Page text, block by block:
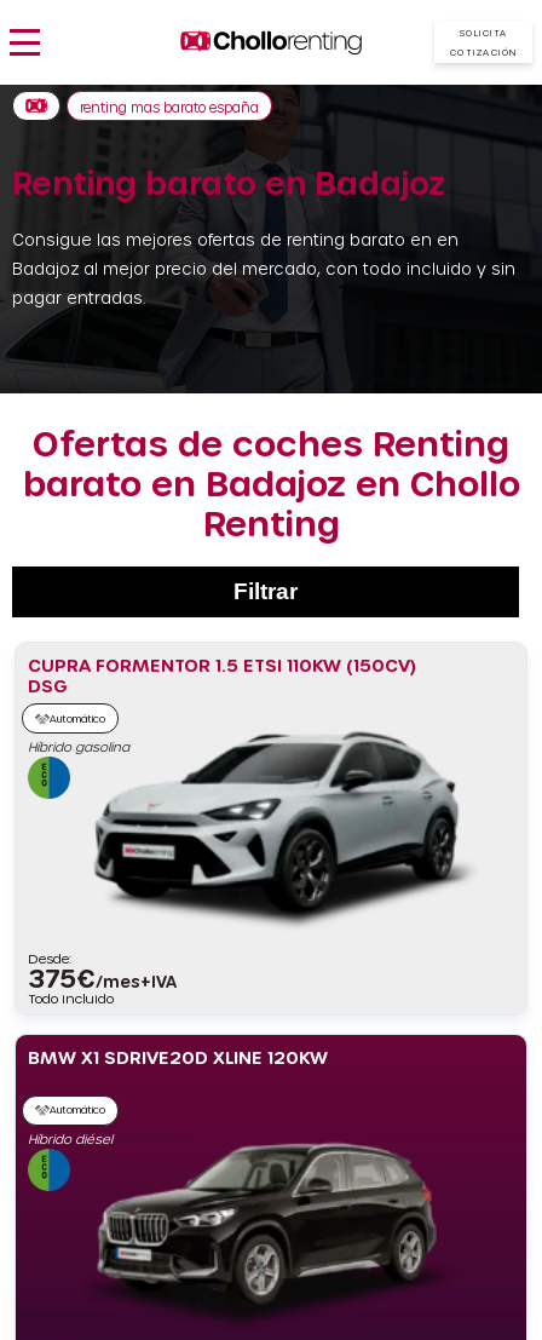
SOLICITA
COTIZACIÓN
Renting barato en Badajoz
Consigue las mejores ofertas de renting barato en en
Badajoz al mejor precio del mercado, con todo incluido y sin
pagar entradas.
renting mas barato españa
Ofertas de coches Renting
barato en Badajoz en Chollo
Renting
Filtrar
CUPRA FORMENTOR 1.5 ETSI 110KW (150CV)
DSG
Automático
Híbrido gasolina
Desde:
375€/mes+IVA
Todo incluido
BMW X1 SDRIVE20D XLINE 120KW
Automático
Híbrido diésel